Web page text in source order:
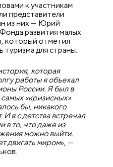
к участникам
представители
из них — Юрий
развития малых
который отметил
туризма для страны.
которая
работы я объехал
России. Я был в
«кризисных»
бы, никакого
я с детства встречал
в то, что даже из
можно выйти.
двигать миром», —